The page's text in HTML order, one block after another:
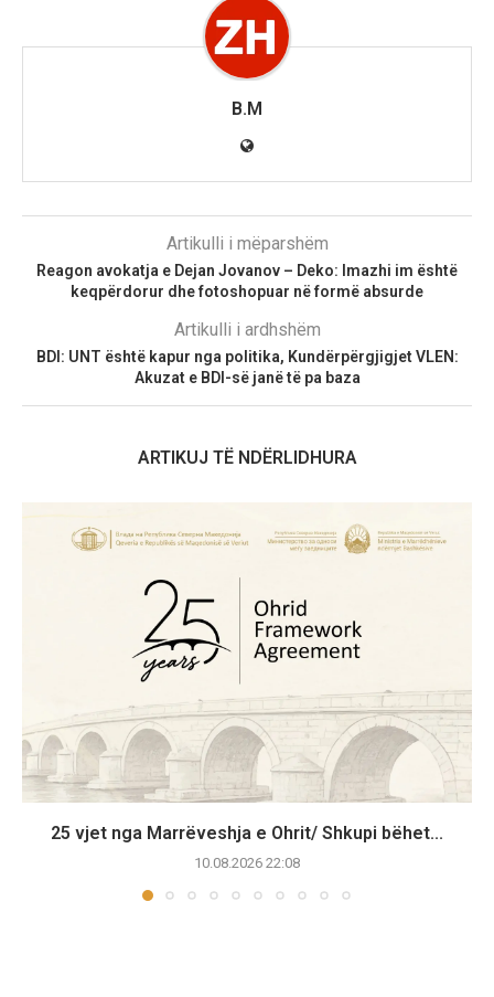
B.M
Artikulli i mëparshëm
Reagon avokatja e Dejan Jovanov – Deko: Imazhi im është
keqpërdorur dhe fotoshopuar në formë absurde
Artikulli i ardhshëm
BDI: UNT është kapur nga politika, Kundërpërgjigjet VLEN:
Akuzat e BDI-së janë të pa baza
ARTIKUJ TË NDËRLIDHURA
25 vjet nga Marrëveshja e Ohrit/ Shkupi bëhet...
10.08.2026 22:08